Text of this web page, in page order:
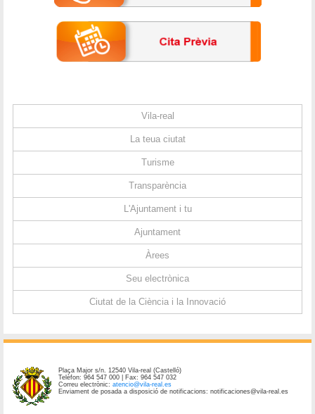
Vila-real
La teua ciutat
Turisme
Transparència
L'Ajuntament i tu
Ajuntament
Àrees
Seu electrònica
Ciutat de la Ciència i la Innovació
Plaça Major s/n. 12540 Vila-real (Castelló)
Telèfon: 964 547 000 | Fax: 964 547 032
Correu electrònic:atencio@vila-real.es
Enviament de posada a disposició de notificacions: notificaciones@vila-real.es